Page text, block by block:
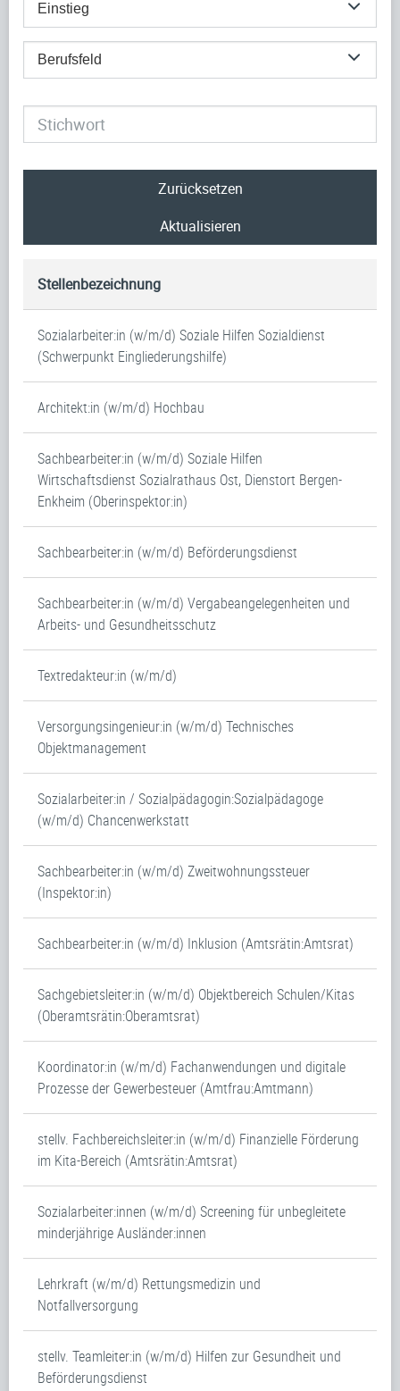
Einstieg
Berufsfeld
Zurücksetzen
Aktualisieren
Stellenbezeichnung
Sozialarbeiter:in (w/m/d) Soziale Hilfen Sozialdienst
(Schwerpunkt Eingliederungshilfe)
Architekt:in (w/m/d) Hochbau
Sachbearbeiter:in (w/m/d) Soziale Hilfen
Wirtschaftsdienst Sozialrathaus Ost, Dienstort Bergen-
Enkheim (Oberinspektor:in)
Sachbearbeiter:in (w/m/d) Beförderungsdienst
Sachbearbeiter:in (w/m/d) Vergabeangelegenheiten und
Arbeits- und Gesundheitsschutz
Textredakteur:in (w/m/d)
Versorgungsingenieur:in (w/m/d) Technisches
Objektmanagement
Sozialarbeiter:in / Sozialpädagogin:Sozialpädagoge
(w/m/d) Chancenwerkstatt
Sachbearbeiter:in (w/m/d) Zweitwohnungssteuer
(Inspektor:in)
Sachbearbeiter:in (w/m/d) Inklusion (Amtsrätin:Amtsrat)
Sachgebietsleiter:in (w/m/d) Objektbereich Schulen/Kitas
(Oberamtsrätin:Oberamtsrat)
Koordinator:in (w/m/d) Fachanwendungen und digitale
Prozesse der Gewerbesteuer (Amtfrau:Amtmann)
stellv. Fachbereichsleiter:in (w/m/d) Finanzielle Förderung
im Kita-Bereich (Amtsrätin:Amtsrat)
Sozialarbeiter:innen (w/m/d) Screening für unbegleitete
minderjährige Ausländer:innen
Lehrkraft (w/m/d) Rettungsmedizin und
Notfallversorgung
stellv. Teamleiter:in (w/m/d) Hilfen zur Gesundheit und
Beförderungsdienst